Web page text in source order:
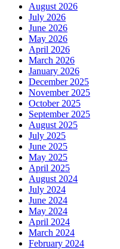
August 2026
July 2026
June 2026
May 2026
April 2026
March 2026
January 2026
December 2025
November 2025
October 2025
September 2025
August 2025
July 2025
June 2025
May 2025
April 2025
August 2024
July 2024
June 2024
May 2024
April 2024
March 2024
February 2024